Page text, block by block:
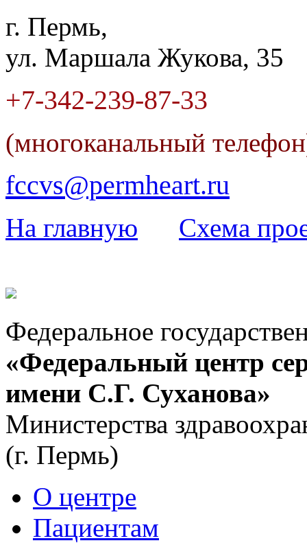
г. Пермь,
ул. Маршала Жукова, 35
+7-342-239-87-33
(многоканальный
fccvs@permheart.ru
На главную Cхема
Федеральное
«Федеральный центр
имени С.Г. Суханова»
Министерства
(г. Пермь)
О центре
Пациентам